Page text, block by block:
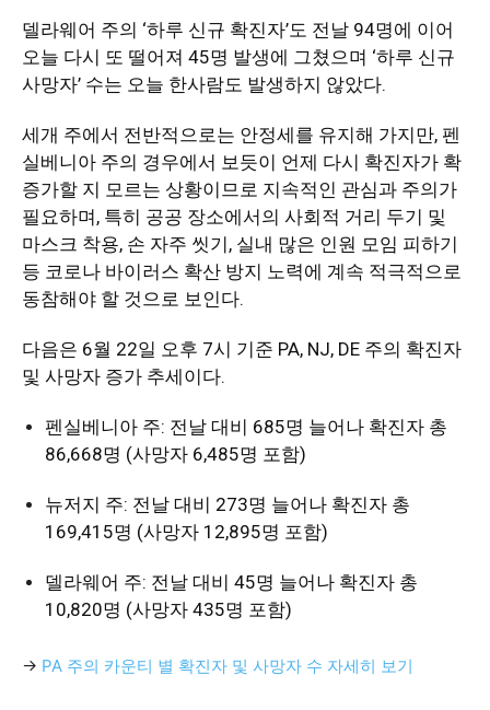
(PA/NJ/DE)
델라웨어 주의 ‘하루 신규 확진자’도 전날 94명에 이어
오늘 다시 또 떨어져 45명 발생에 그쳤으며 ‘하루 신규
사망자’ 수는 오늘 한사람도 발생하지 않았다.
세개 주에서 전반적으로는 안정세를 유지해 가지만, 펜
실베니아 주의 경우에서 보듯이 언제 다시 확진자가 확
증가할 지 모르는 상황이므로 지속적인 관심과 주의가
필요하며, 특히 공공 장소에서의 사회적 거리 두기 및
마스크 착용, 손 자주 씻기, 실내 많은 인원 모임 피하기
등 코로나 바이러스 확산 방지 노력에 계속 적극적으로
동참해야 할 것으로 보인다.
다음은 6월 22일 오후 7시 기준 PA, NJ, DE 주의 확진자
및 사망자 증가 추세이다.
펜실베니아 주: 전날 대비 685명 늘어나 확진자 총
86,668명 (사망자 6,485명 포함)
뉴저지 주: 전날 대비 273명 늘어나 확진자 총
169,415명 (사망자 12,895명 포함)
델라웨어 주: 전날 대비 45명 늘어나 확진자 총
10,820명 (사망자 435명 포함)
→ PA 주의 카운티 별 확진자 및 사망자 수 자세히 보기